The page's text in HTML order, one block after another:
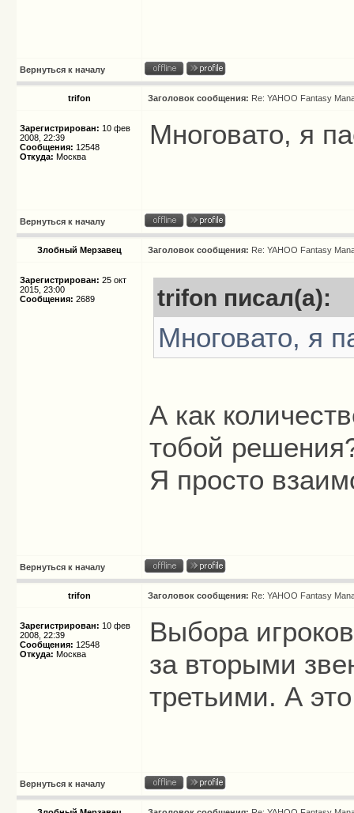
Вернуться к началу
trifon Заголовок сообщения: Re: YAHOO Fantasy
Зарегистрирован: 10 фев
2008, 22:39
Сообщения: 12548
Откуда: Москва
Многовато, я
Вернуться к началу
Злобный Мерзавец Заголовок сообщения: Re: YAHOO Fantasy
Зарегистрирован: 25 окт
2015, 23:00
Сообщения: 2689 trifon писал(а):
Многовато, я
А как
тобой
Я просто
Вернуться к началу
trifon Заголовок сообщения: Re: YAHOO Fantasy
Зарегистрирован: 10 фев
2008, 22:39
Сообщения: 12548
Откуда: Москва
Выбора
за вторыми
третьими. А
Вернуться к началу